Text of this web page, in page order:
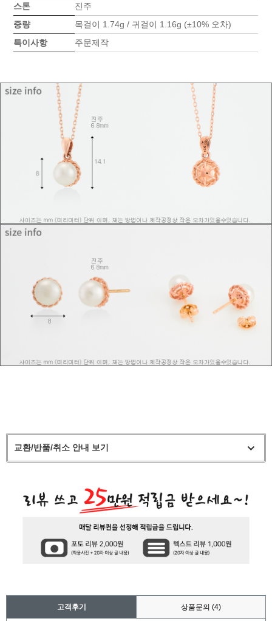
스톤
진주
중량
목걸이 1.74g / 귀걸이 1.16g (±10% 오차)
특이사항
주문제작
교환/반품/취소 안내 보기
고객후기 상품문의 (4)